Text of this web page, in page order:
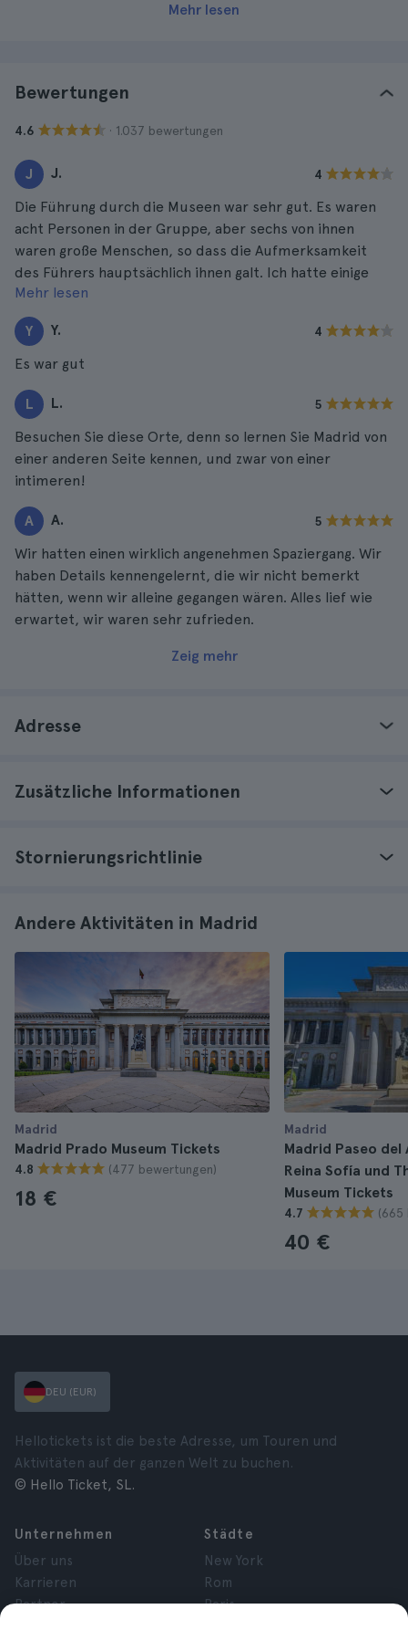
Mehr lesen
Bewertungen
4.6 · 1.037 bewertungen
J J. 4
Die Führung durch die Museen war sehr gut. Es waren
acht Personen in der Gruppe, aber sechs von ihnen
waren große Menschen, so dass die Aufmerksamkeit
des Führers hauptsächlich ihnen galt. Ich hatte einige
Zweifel, aber die Führung hat mir gefallen.
Mehr lesen
Y Y. 4
Es war gut
L L. 5
Besuchen Sie diese Orte, denn so lernen Sie Madrid von
einer anderen Seite kennen, und zwar von einer
intimeren!
A A. 5
Wir hatten einen wirklich angenehmen Spaziergang. Wir
haben Details kennengelernt, die wir nicht bemerkt
hätten, wenn wir alleine gegangen wären. Alles lief wie
erwartet, wir waren sehr zufrieden.
Zeig mehr
Adresse
Zusätzliche Informationen
Stornierungsrichtlinie
Andere Aktivitäten in Madrid
Madrid
Madrid Prado Museum Tickets
4.8 (477 bewertungen)
18 €
Madrid
Madrid Paseo
Reina Sofía und
Museum Tickets
4.7 (665
40 €
DEU (EUR)
Hellotickets ist die beste Adresse, um Touren und
Aktivitäten auf der ganzen Welt zu buchen.
© Hello Ticket, SL.
Unternehmen
Über uns
Karrieren
Partner
Städte
New York
Rom
Paris